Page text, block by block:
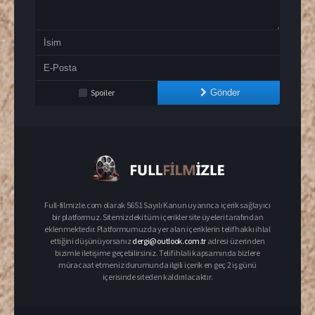
Spoiler Gönder
Full-filmizle.com olarak 5651 Sayılı Kanun uyarınca içerik sağlayıcı
bir platformuz. Sitemizdeki tüm içerikler site üyeleri tarafından
eklenmektedir. Platformumuzda yer alan içeriklerin telif hakkı ihlal
ettiğini düşünüyorsanızdergi@outlook.com.tr adresi üzerinden
bizimle iletişime geçebilirsiniz. Telif ihlali kapsamında bizlere
müracaat etmeniz durumunda ilgili içerik en geç 2 iş günü
içerisinde siteden kaldırılacaktır.